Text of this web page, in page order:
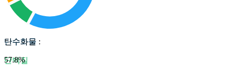
탄수화물
단백질
탄수화물 :
57.8%